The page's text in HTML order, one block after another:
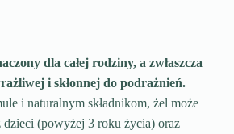
dla całej rodziny, a zwłaszcza
i skłonnej do podrażnień.
i naturalnym składnikom, żel może
dzieci (powyżej 3 roku życia) oraz